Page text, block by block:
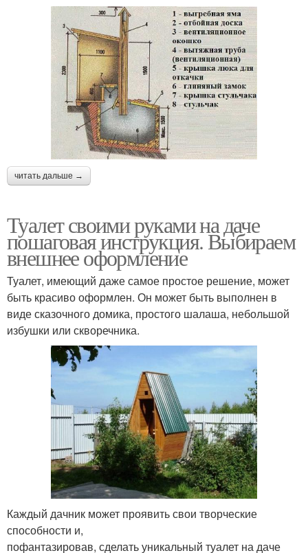
читать дальше →
Туалет своими руками на даче
пошаговая инструкция. Выбираем
внешнее оформление
Туалет, имеющий даже самое простое решение, может
быть красиво оформлен. Он может быть выполнен в
виде сказочного домика, простого шалаша, небольшой
избушки или скворечника.
Каждый дачник может проявить свои творческие
способности и,
пофантазировав, сделать уникальный туалет на даче